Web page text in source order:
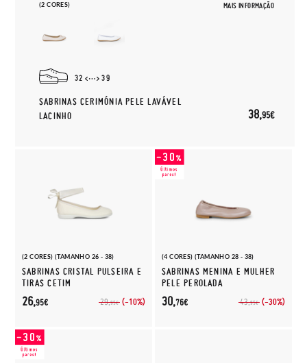
(2 CORES) MAIS INFORMAÇÃO
32 39
SABRINAS CERIMÓNIA PELE LAVÁVEL
LACINHO
38,95€
(2 CORES) (TAMANHO 26 - 38)
SABRINAS CRISTAL PULSEIRA E
TIRAS CETIM
29,95€ (-10%)
26,95€
(4 CORES) (TAMANHO 28 - 38)
SABRINAS MENINA E MULHER
PELE PEROLADA
43,95€ (-30%)
30,76€